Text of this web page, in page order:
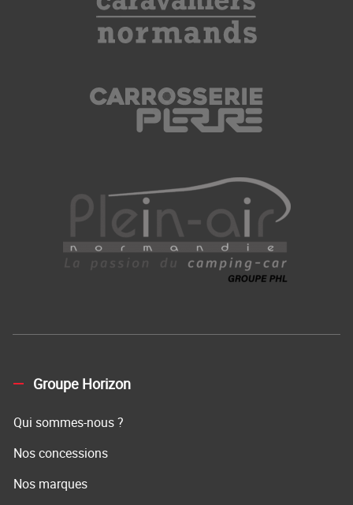
Groupe Horizon
Qui sommes-nous ?
Nos concessions
Nos marques